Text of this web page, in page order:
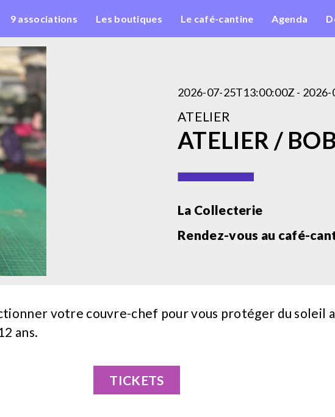
9 associations Les boutiques Le café-cantine Agenda
2026-07-25T13:00:00Z -
ATELIER
ATELIER /
La Collecterie
Rendez-vous au café-
votre couvre-chef pour vous protéger du soleil
ans.
TICKETS